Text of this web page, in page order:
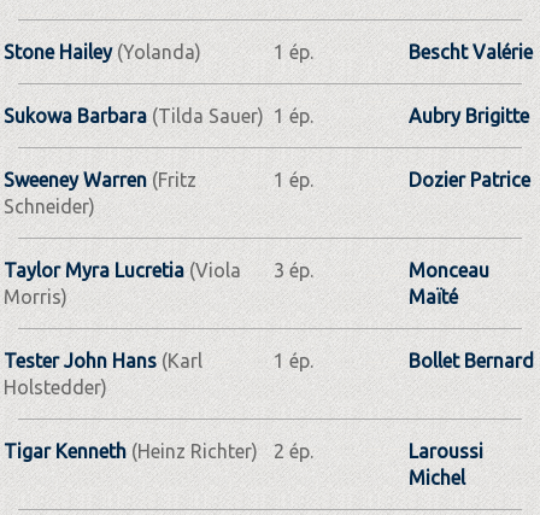
Stone Hailey(Yolanda) 1 ép. Bescht Valérie
Sukowa Barbara(Tilda Sauer) 1 ép. Aubry Brigitte
Sweeney Warren(Fritz
Schneider)
1 ép. Dozier Patrice
Taylor Myra Lucretia(Viola
Morris)
3 ép.
Monceau
Maïté
Tester John Hans (Karl
Holstedder)
1 ép. Bollet Bernard
Tigar Kenneth (Heinz Richter) 2 ép.
Laroussi
Michel